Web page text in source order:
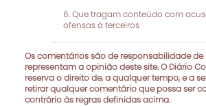
Que tragam conteúdo com
ofensas à terceiros
Os comentários são de responsabilidade de
representam a opinião deste site. O Diário
reserva o direito de, a qualquer tempo, e a
retirar qualquer comentário que possa ser
contrário às regras definidas acima.